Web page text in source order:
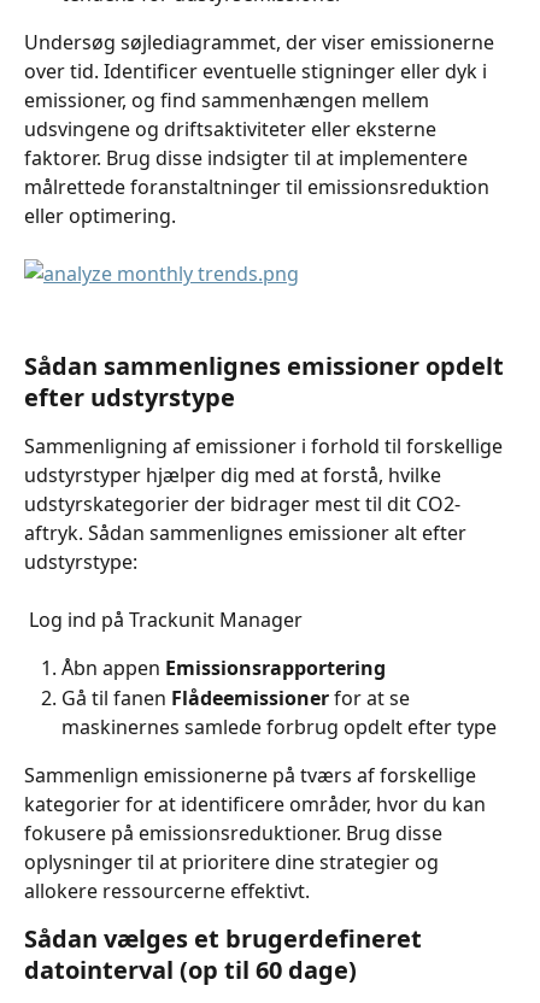
Undersøg søjlediagrammet, der viser emissionerne
over tid. Identificer eventuelle stigninger eller dyk i
emissioner, og find sammenhængen mellem
udsvingene og driftsaktiviteter eller eksterne
faktorer. Brug disse indsigter til at implementere
målrettede foranstaltninger til emissionsreduktion
eller optimering.
Sådan sammenlignes emissioner opdelt
efter udstyrstype
Sammenligning af emissioner i forhold til forskellige
udstyrstyper hjælper dig med at forstå, hvilke
udstyrskategorier der bidrager mest til dit CO2-
aftryk. Sådan sammenlignes emissioner alt efter
udstyrstype:
Log ind på Trackunit Manager
Åbn appen Emissionsrapportering
Gå til fanen Flådeemissioner for at se
maskinernes samlede forbrug opdelt efter type
Sammenlign emissionerne på tværs af forskellige
kategorier for at identificere områder, hvor du kan
fokusere på emissionsreduktioner. Brug disse
oplysninger til at prioritere dine strategier og
allokere ressourcerne effektivt.
Sådan vælges et brugerdefineret
datointerval (op til 60 dage)